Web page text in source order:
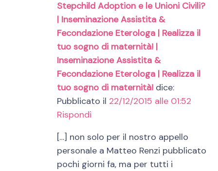
Stepchild Adoption e le Unioni Civili?
| Inseminazione Assistita &
Fecondazione Eterologa | Realizza il
tuo sogno di maternità! |
Inseminazione Assistita &
Fecondazione Eterologa | Realizza il
tuo sogno di maternità! dice:
Pubblicato il 22/12/2015 alle 01:52
Rispondi
[…] non solo per il nostro appello
personale a Matteo Renzi pubblicato
pochi giorni fa, ma per tutti i